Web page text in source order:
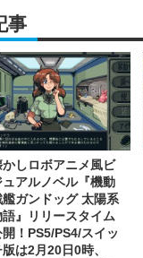
事
しロボアニメ風ビ
ュアルノベル『機動
艦ガンドッグ 太陽系
語』リリースタイム
開！PS5/PS4/スイッ
は2月20日0時、